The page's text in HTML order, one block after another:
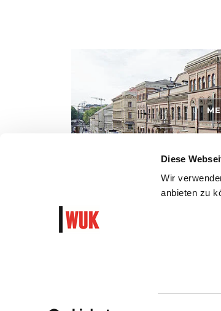
Diese
Wir
anbieten zu
So kommst du mit den öffentlichen